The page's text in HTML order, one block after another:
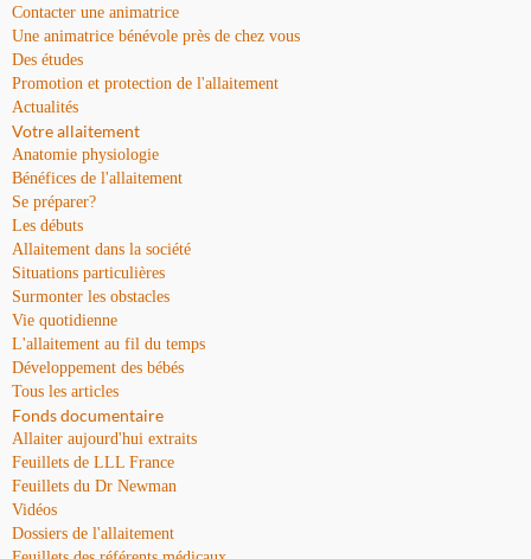
Contacter une animatrice
Une animatrice bénévole près de chez vous
Des études
Promotion et protection de l'allaitement
Actualités
Votre allaitement
Anatomie physiologie
Bénéfices de l'allaitement
Se préparer?
Les débuts
Allaitement dans la société
Situations particulières
Surmonter les obstacles
Vie quotidienne
L'allaitement au fil du temps
Développement des bébés
Tous les articles
Fonds documentaire
Allaiter aujourd'hui extraits
Feuillets de LLL France
Feuillets du Dr Newman
Vidéos
Dossiers de l'allaitement